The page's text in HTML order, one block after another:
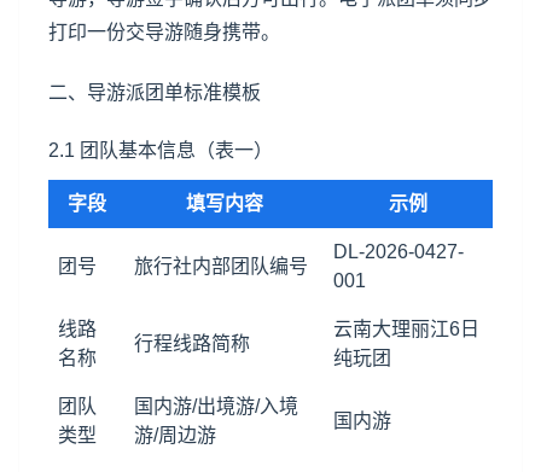
打印一份交导游随身携带。
二、导游派团单标准模板
2.1 团队基本信息（表一）
字段 填写内容 示例
团号 旅行社内部团队编号
DL-2026-0427-
001
线路
名称
行程线路简称
云南大理丽江6日
纯玩团
团队
类型
国内游/出境游/入境
游/周边游
国内游